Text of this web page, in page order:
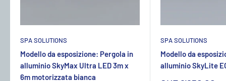
SPA SOLUTIONS
Modello da esposizione: Pergola in
alluminio SkyMax Ultra LED 3m x
6m motorizzata bianca
SPA SOLUTIONS
Modello da
alluminio SkyLite